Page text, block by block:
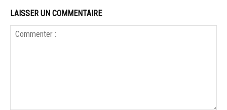
LAISSER UN COMMENTAIRE